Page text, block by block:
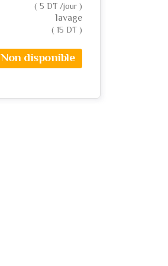
( 5 DT /jour )
lavage
( 15 DT )
Non disponible